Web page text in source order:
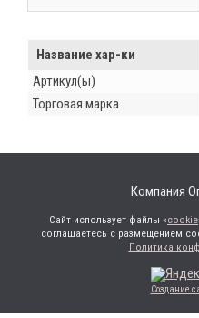
Название хар-ки
Артикул(ы)
Торговая марка
Компания
Сайт использует файлы «cookie
соглашаетесь с размещением
Политика
Создание